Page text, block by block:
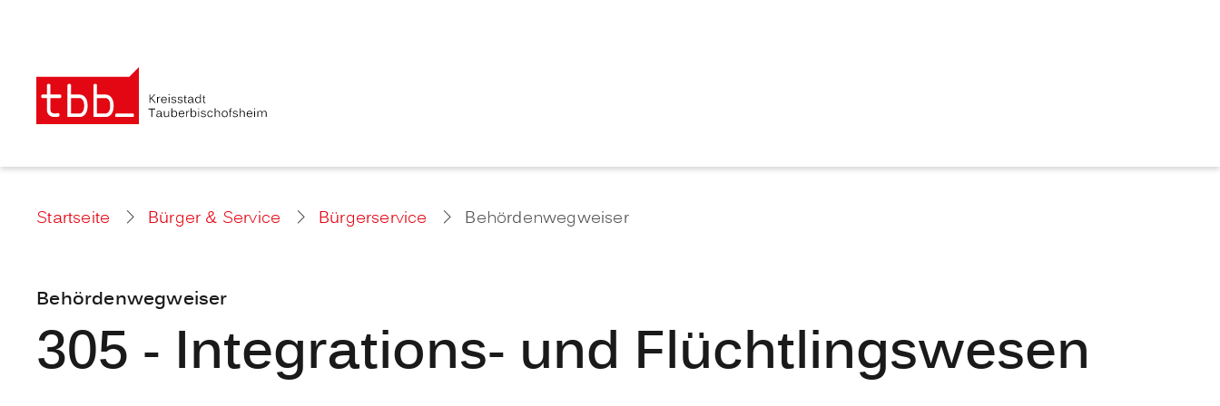
Startseite Bürger & Service Bürgerservice Behördenwegweiser
Behördenwegweiser
305 - Integrations- und Flüchtlingswesen